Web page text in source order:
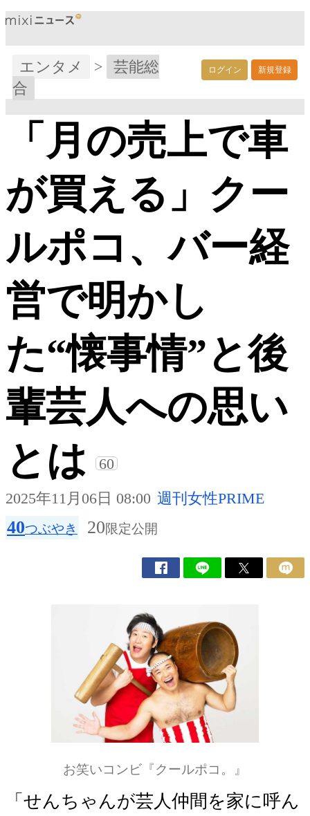
ログイン 新規登録
エンタメ >
芸能総
合
「月の売上で車
が買える」クー
ルポコ、バー経
営で明かし
た“懐事情”と後
輩芸人への思い
とは
60
2025年11月06日 08:00 週刊女性PRIME
40つぶやき 20限定公開
お笑いコンビ『クールポコ。』
「せんちゃんが芸人仲間を家に呼ん